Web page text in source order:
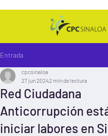
Entrada
Red Ciudadana
Anticorrupción
iniciar labores en
cpcsinaloa
27 jun 20242 min de lectura